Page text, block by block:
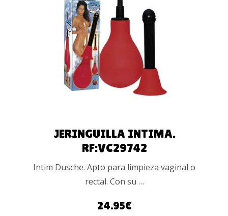
AÑADIR AL
CARRITO
JERINGUILLA INTIMA.
RF:VC29742
Intim Dusche. Apto para limpieza vaginal o
rectal. Con su …
24.95€